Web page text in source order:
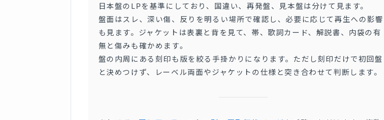
日本盤のLPを基準にしており、国違い、再発盤、見本盤は分けて見ます。
盤面はスレ、深い傷、反りを明るい場所で確認し、必要に応じて再生への影響
も見ます。ジャケットは表裏と背を見て、帯、歌詞カード、解説書、内袋の有
無と傷みも確かめます。
盤の内周にある刻印も版を絞る手掛かりになります。ただし刻印だけで初回盤
と決めつけず、レーベル両面やジャケットの仕様と突き合わせて判断します。